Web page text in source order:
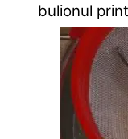
bulionul